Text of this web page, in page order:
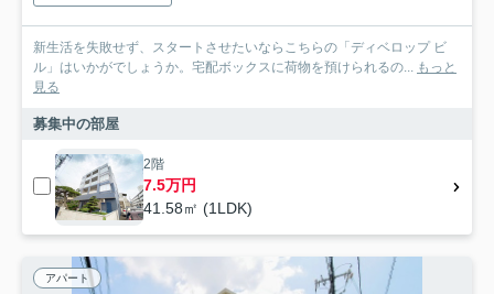
新生活を失敗せず、スタートさせたいならこちらの「ディベロップ ビ
ル」はいかがでしょうか。宅配ボックスに荷物を預けられるの... もっと
見る
募集中の部屋
2階
7.5万円
41.58㎡ (1LDK)
アパート